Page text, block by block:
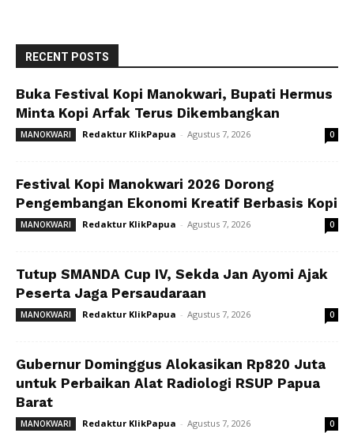
RECENT POSTS
Buka Festival Kopi Manokwari, Bupati Hermus
Minta Kopi Arfak Terus Dikembangkan
MANOKWARI Redaktur KlikPapua - Agustus 7, 2026 0
Festival Kopi Manokwari 2026 Dorong
Pengembangan Ekonomi Kreatif Berbasis Kopi
MANOKWARI Redaktur KlikPapua - Agustus 7, 2026 0
Tutup SMANDA Cup IV, Sekda Jan Ayomi Ajak
Peserta Jaga Persaudaraan
MANOKWARI Redaktur KlikPapua - Agustus 7, 2026 0
Gubernur Dominggus Alokasikan Rp820 Juta
untuk Perbaikan Alat Radiologi RSUP Papua
Barat
MANOKWARI Redaktur KlikPapua - Agustus 7, 2026 0